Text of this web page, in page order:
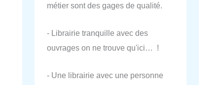
métier sont des gages de qualité.
- Librairie tranquille avec des
ouvrages on ne trouve qu'ici… !
- Une librairie avec une personne